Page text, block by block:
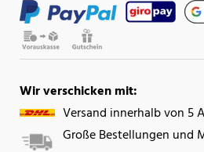
Wir verschicken mit:
Versand innerhalb von 5
Große Bestellungen und